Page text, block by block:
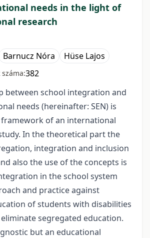
needs in the light of
research
Barnucz Nóra Hüse Lajos
382
between school integration and
needs (hereinafter: SEN) is
of an international
In the theoretical part the
integration and inclusion
also the use of the concepts is
in the school system
and practice against
of students with disabilities
segregated education.
but an educational